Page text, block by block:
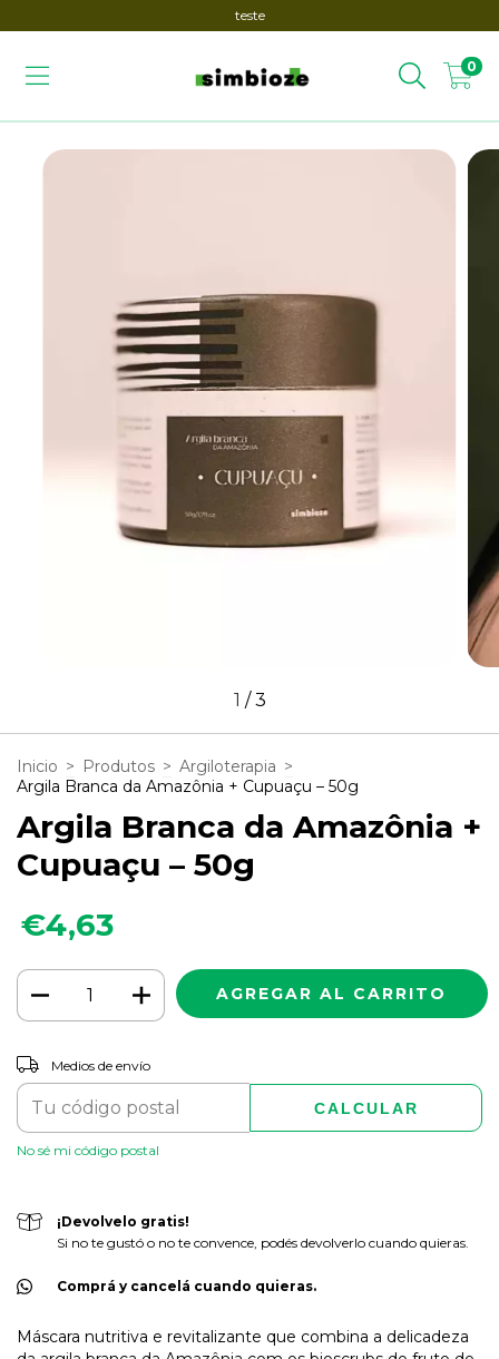
teste
0
1 /3
Inicio > Produtos > Argiloterapia >
Argila Branca da Amazônia + Cupuaçu – 50g
Argila Branca da Amazônia +
Cupuaçu – 50g
€4,63
Entregas para el CP:
Medios de envío
CALCULAR
No sé mi código postal
¡Devolvelo gratis!
Si no te gustó o no te convence, podés devolverlo cuando quieras.
Comprá y cancelá cuando quieras.
Máscara nutritiva e revitalizante que combina a delicadeza